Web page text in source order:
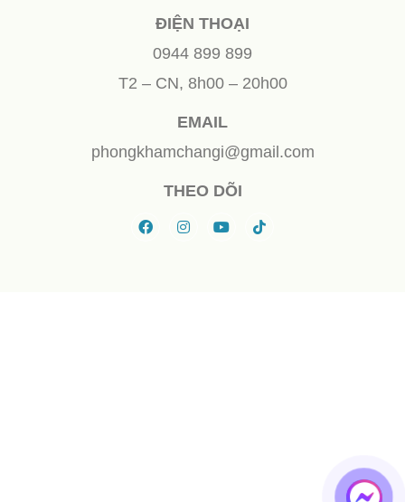
ĐIỆN THOẠI
0944 899 899
T2 – CN, 8h00 – 20h00
EMAIL
phongkhamchangi@gmail.com
THEO DÕI